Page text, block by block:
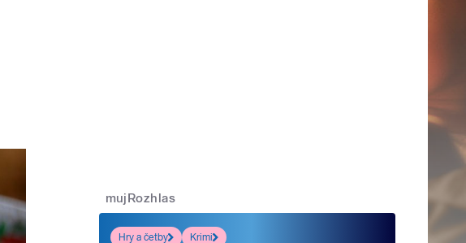
mujRozhlas
Hry a četby
Krimi